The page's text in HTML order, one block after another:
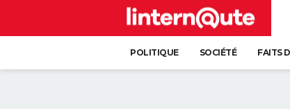
POLITIQUE SOCIÉTÉ FAITS